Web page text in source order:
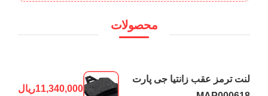
محصولات
لنت ترمز عقب زانتیا جی پارت
11,340,000ریال